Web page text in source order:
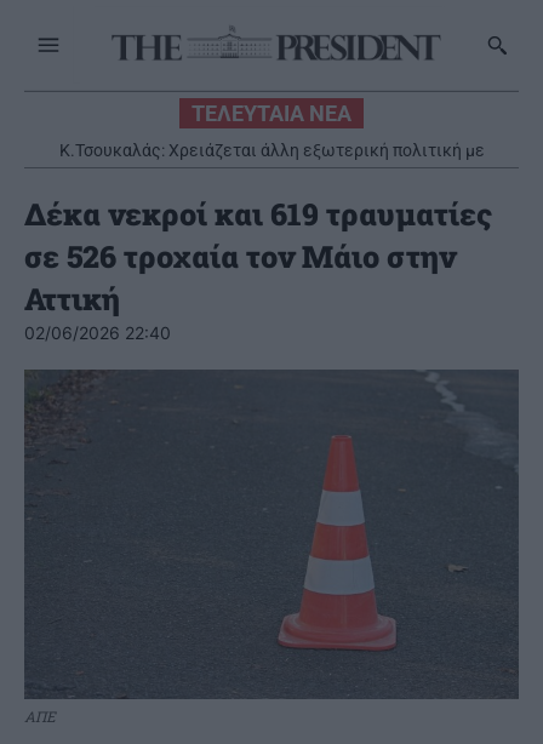
ΤΕΛΕΥΤΑΙΑ ΝΕΑ
Κ.Τσουκαλάς: Xρειάζεται άλλη εξωτερική πολιτική με
στρατηγικό βάθος
Δέκα νεκροί και 619 τραυματίες
σε 526 τροχαία τον Μάιο στην
Αττική
02/06/2026 22:40
ΑΠΕ